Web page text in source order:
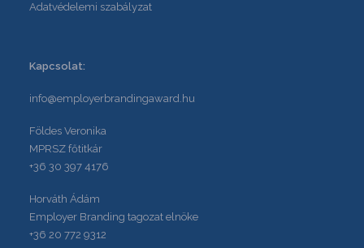
Adatvédelemi szabályzat
Kapcsolat:
info@employerbrandingaward.hu
Földes Veronika
MPRSZ főtitkár
+36 30 397 4176
Horváth Ádám
Employer Branding tagozat elnöke
+36 20 772 9312